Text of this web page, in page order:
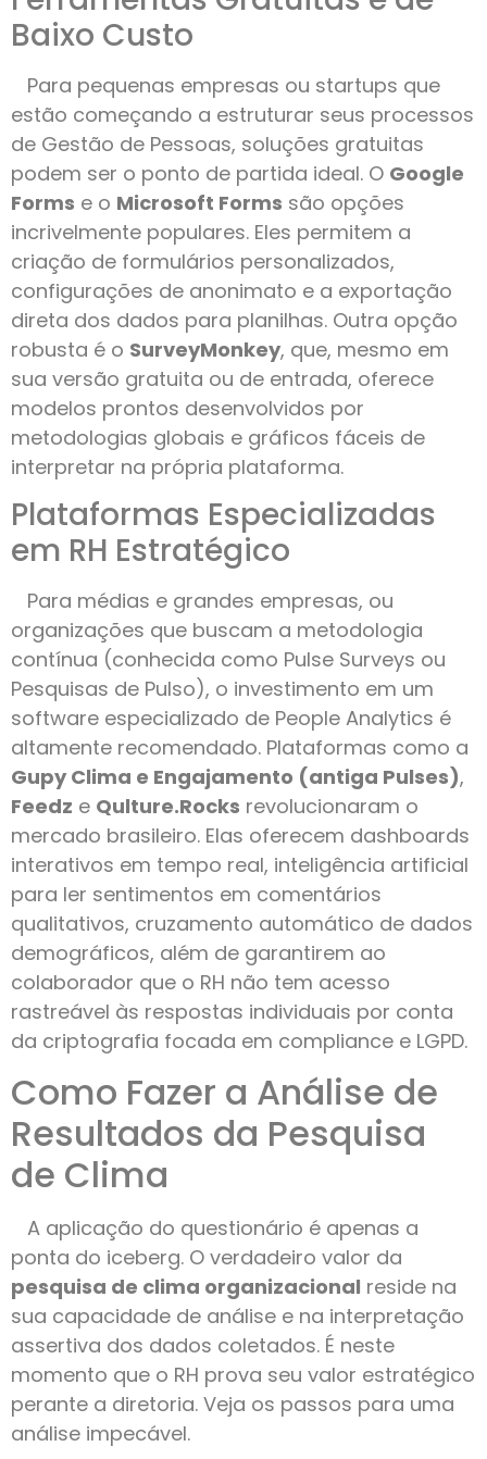
Baixo Custo
Para pequenas empresas ou startups que
estão começando a estruturar seus processos
de Gestão de Pessoas, soluções gratuitas
podem ser o ponto de partida ideal. O Google
Forms e o Microsoft Forms são opções
incrivelmente populares. Eles permitem a
criação de formulários personalizados,
configurações de anonimato e a exportação
direta dos dados para planilhas. Outra opção
robusta é o SurveyMonkey, que, mesmo em
sua versão gratuita ou de entrada, oferece
modelos prontos desenvolvidos por
metodologias globais e gráficos fáceis de
interpretar na própria plataforma.
Plataformas Especializadas
em RH Estratégico
Para médias e grandes empresas, ou
organizações que buscam a metodologia
contínua (conhecida como Pulse Surveys ou
Pesquisas de Pulso), o investimento em um
software especializado de People Analytics é
altamente recomendado. Plataformas como a
Gupy Clima e Engajamento (antiga Pulses),
Feedz e Qulture.Rocks revolucionaram o
mercado brasileiro. Elas oferecem dashboards
interativos em tempo real, inteligência artificial
para ler sentimentos em comentários
qualitativos, cruzamento automático de dados
demográficos, além de garantirem ao
colaborador que o RH não tem acesso
rastreável às respostas individuais por conta
da criptografia focada em compliance e LGPD.
Como Fazer a Análise de
Resultados da Pesquisa
de Clima
A aplicação do questionário é apenas a
ponta do iceberg. O verdadeiro valor da
pesquisa de clima organizacional reside na
sua capacidade de análise e na interpretação
assertiva dos dados coletados. É neste
momento que o RH prova seu valor estratégico
perante a diretoria. Veja os passos para uma
análise impecável.